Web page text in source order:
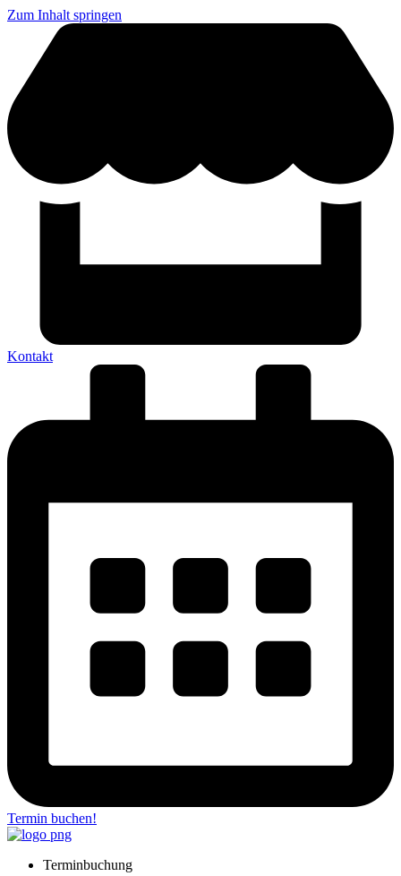
Zum Inhalt springen
Kontakt
Termin buchen!
Terminbuchung